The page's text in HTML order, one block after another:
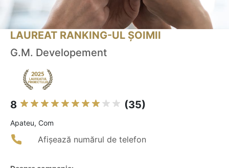
LAUREAT RANKING-UL ȘOIMII
G.M. Developement
8 (35)
Apateu, Com
Afișează numărul de telefon